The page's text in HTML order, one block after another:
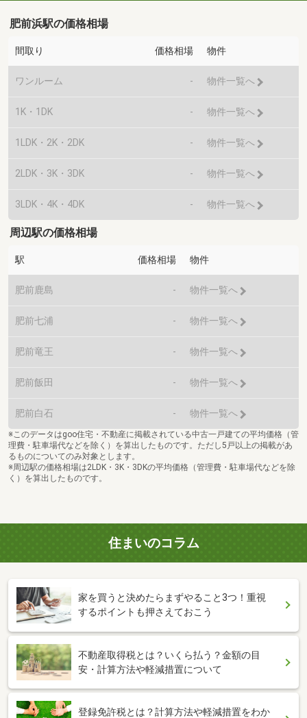
肥前浜駅の価格相場
間取り 価格相場 物件
ワンルーム - 物件一覧へ
1K・1DK - 物件一覧へ
1LDK・2K・2DK - 物件一覧へ
2LDK・3K・3DK - 物件一覧へ
3LDK・4K・4DK - 物件一覧へ
周辺駅の価格相場
駅 価格相場 物件
肥前鹿島 - 物件一覧へ
肥前七浦 - 物件一覧へ
肥前竜王 - 物件一覧へ
肥前飯田 - 物件一覧へ
肥前白石 - 物件一覧へ
※このデータはgoo住宅・不動産に掲載されている中古一戸建ての平均価格（管
理費・駐車場代などを除く）を算出したものです。ただし5戸以上の掲載があ
るものについてのみ対象とします。
※周辺駅の価格相場は2LDK・3K・3DKの平均価格（管理費・駐車場代などを除
く）を算出したものです。
住まいのコラム
家を買うと決めたらまずやること3つ！重視
するポイントも押さえておこう
不動産取得税とは？いくら払う？金額の目
安・計算方法や軽減措置について
登録免許税とは？計算方法や軽減措置をわか